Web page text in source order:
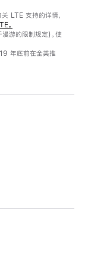
LTE 支持的详情，
。
游的限制规定)。使
年底前在全美推